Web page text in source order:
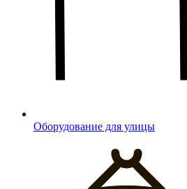
Оборудование для улицы